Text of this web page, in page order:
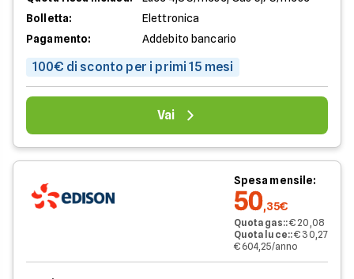
Bolletta:
Elettronica
Pagamento:
Addebito bancario
100€ di sconto per i primi 15 mesi
Vai
Spesa mensile:
50,35€
Quota gas::€ 20,08
Quota luce::€ 30,27
€ 604,25/anno